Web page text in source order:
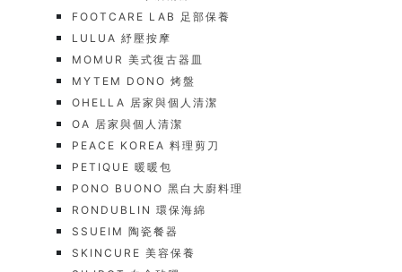
FOOTCARE LAB 足部保養
LULUA 紓壓按摩
MOMUR 美式復古器皿
MYTEM DONO 烤盤
OHELLA 居家與個人清潔
OA 居家與個人清潔
PEACE KOREA 料理剪刀
PETIQUE 暖暖包
PONO BUONO 黑白大廚料理
RONDUBLIN 環保海綿
SSUEIM 陶瓷餐器
SKINCURE 美容保養